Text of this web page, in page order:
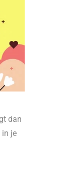
dan
in je